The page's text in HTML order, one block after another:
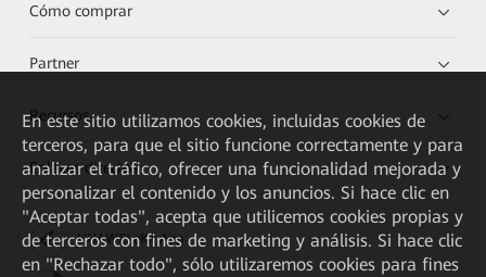
Cómo comprar
Partner
Recursos
Enlaces directos
HUAWEI eKit App
En este sitio utilizamos cookies, incluidas cookies de
terceros, para que el sitio funcione correctamente y para
analizar el tráfico, ofrecer una funcionalidad mejorada y
personalizar el contenido y los anuncios. Si hace clic en
"Aceptar todas", acepta que utilicemos cookies propias y
de terceros con fines de marketing y análisis. Si hace clic
en "Rechazar todo", sólo utilizaremos cookies para fines